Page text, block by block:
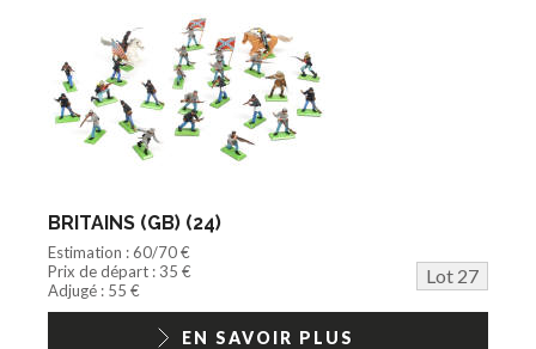
BRITAINS (GB) (24)
Estimation : 60/70 €
Prix de départ : 35 €
Lot 27
Adjugé : 55 €
EN SAVOIR PLUS